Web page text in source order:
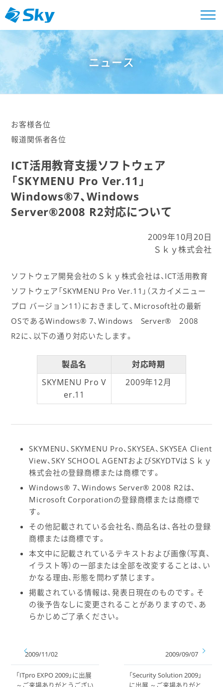
ニュース
お客様各位
報道関係者各位
ICT活用教育支援ソフトウェア
「SKYMENU Pro Ver.11」
Windows®7、Windows
Server®2008 R2対応について
2009年10月20日
Ｓｋｙ株式会社
ソフトウェア開発会社のＳｋｙ株式会社は、ICT活用教育
ソフトウェア「SKYMENU Pro Ver.11」（スカイメニュー
プロ バージョン11）におきまして、Microsoft社の最新
OSであるWindows® 7、Windows Server® 2008
R2に、以下の通り対応いたします。
製品名
対応時期
SKYMENU Pro V
er.11
2009年12月
SKYMENU、SKYMENU Pro、SKYSEA、SKYSEA Client
View、SKY SCHOOL AGENTおよびSKYDTVはＳｋｙ
株式会社の登録商標または商標です。
Windows® 7、Windows Server® 2008 R2は、
Microsoft Corporationの登録商標または商標で
す。
その他記載されている会社名、商品名は、各社の登録
商標または商標です。
本文中に記載されているテキストおよび画像（写真、
イラスト等）の一部または全部を改変することは、い
かなる理由、形態を問わず禁じます。
掲載されている情報は、発表日現在のものです。そ
の後予告なしに変更されることがありますので、あ
らかじめご了承ください。
2009/11/02
「ITpro EXPO 2009」に出展
～ご来場ありがとうござい
2009/09/07
「Security Solution 2009」
に出展 ～ご来場ありがと